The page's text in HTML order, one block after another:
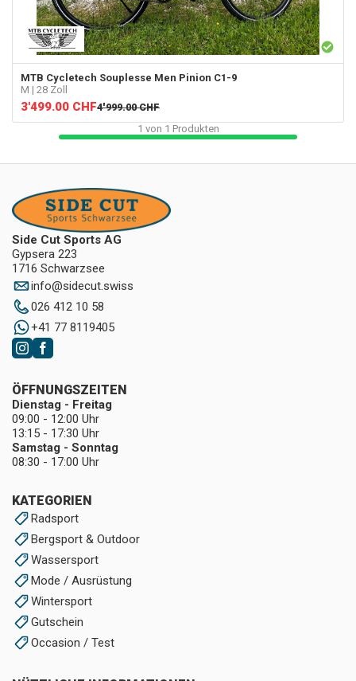
MTB Cycletech Souplesse Men Pinion C1-9
M | 28 Zoll
3'499.00 CHF4'999.00 CHF
1 von 1 Produkten
Side Cut Sports AG
Gypsera 223
1716 Schwarzsee
info@sidecut.swiss
026 412 10 58
+41 77 8119405
KATEGORIEN
Radsport
Bergsport & Outdoor
Wassersport
Mode / Ausrüstung
Wintersport
Gutschein
Occasion / Test
ÖFFNUNGSZEITEN
Dienstag - Freitag
09:00 - 12:00 Uhr
13:15 - 17:30 Uhr
Samstag - Sonntag
08:30 - 17:00 Uhr